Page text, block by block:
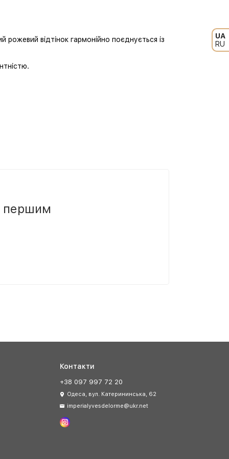
UA
RU
рожевий відтінок гармонійно поєднується із
першим
Контакти
+38 097 997 72 20
Одеса, вул. Катерининська, 62
imperialyvesdelorme@ukr.net